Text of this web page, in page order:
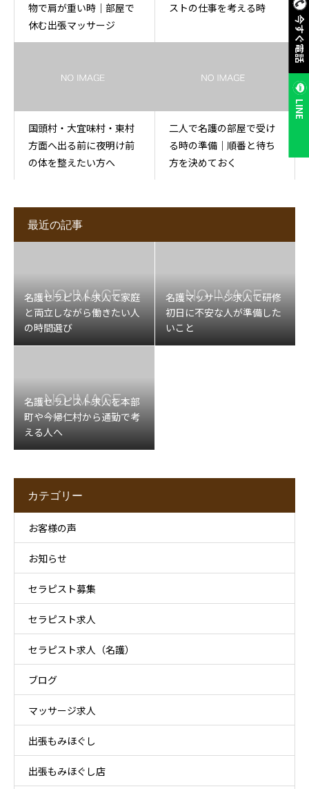
今すぐ電話
LINE
物で肩が重い時｜部屋で
休む出張マッサージ
ストの仕事を考える時
国頭村・大宜味村・東村
方面へ出る前に夜明け前
の体を整えたい方へ
二人で名護の部屋で受け
る時の準備｜順番と待ち
方を決めておく
最近の記事
名護セラピスト求人で家庭
と両立しながら働きたい人
の時間選び
名護マッサージ求人で研修
初日に不安な人が準備した
いこと
名護セラピスト求人を本部
町や今帰仁村から通勤で考
える人へ
カテゴリー
お客様の声
お知らせ
セラピスト募集
セラピスト求人
セラピスト求人（名護）
ブログ
マッサージ求人
出張もみほぐし
出張もみほぐし店